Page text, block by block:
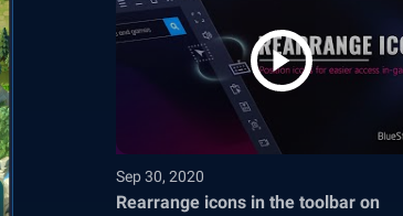
Sep 30, 2020
Rearrange icons in the toolbar on